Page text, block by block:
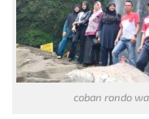
coban rondo